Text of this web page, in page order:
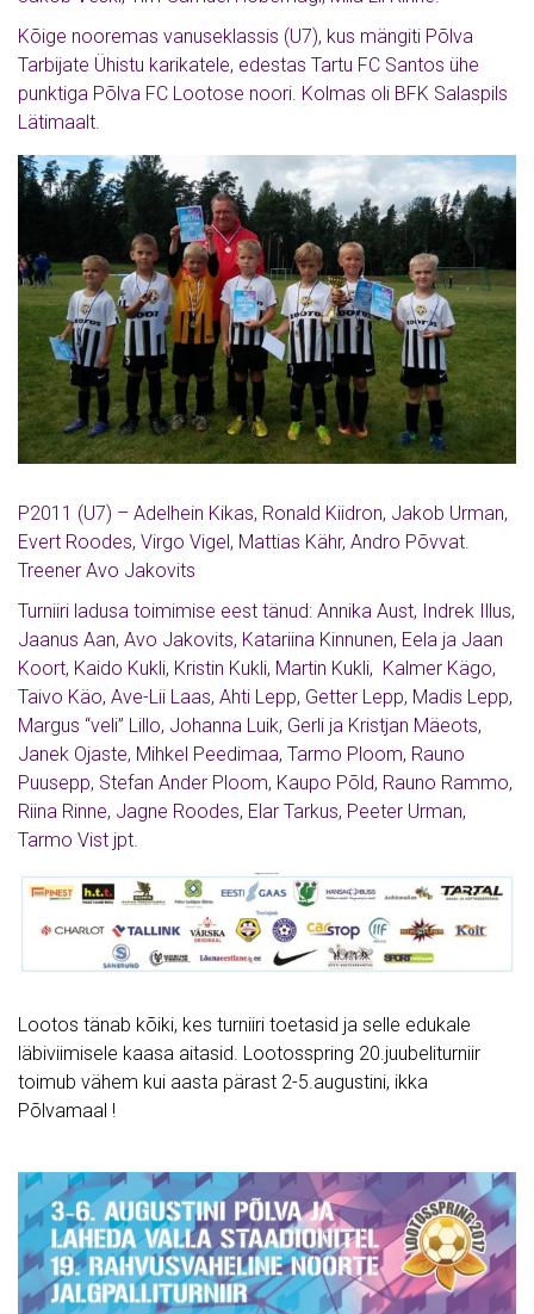
Kõige nooremas vanuseklassis (U7), kus mängiti Põlva
Tarbijate Ühistu karikatele, edestas Tartu FC Santos ühe
punktiga Põlva FC Lootose noori. Kolmas oli BFK Salaspils
Lätimaalt.
P2011 (U7) – Adelhein Kikas, Ronald Kiidron, Jakob Urman,
Evert Roodes, Virgo Vigel, Mattias Kähr, Andro Põvvat.
Treener Avo Jakovits
Turniiri ladusa toimimise eest tänud: Annika Aust, Indrek Illus,
Jaanus Aan, Avo Jakovits, Katariina Kinnunen, Eela ja Jaan
Koort, Kaido Kukli, Kristin Kukli, Martin Kukli, Kalmer Kägo,
Taivo Käo, Ave-Lii Laas, Ahti Lepp, Getter Lepp, Madis Lepp,
Margus “veli” Lillo, Johanna Luik, Gerli ja Kristjan Mäeots,
Janek Ojaste, Mihkel Peedimaa, Tarmo Ploom, Rauno
Puusepp, Stefan Ander Ploom, Kaupo Põld, Rauno Rammo,
Riina Rinne, Jagne Roodes, Elar Tarkus, Peeter Urman,
Tarmo Vist jpt.
Lootos tänab kõiki, kes turniiri toetasid ja selle edukale
läbiviimisele kaasa aitasid. Lootosspring 20.juubeliturniir
toimub vähem kui aasta pärast 2-5.augustini, ikka
Põlvamaal !